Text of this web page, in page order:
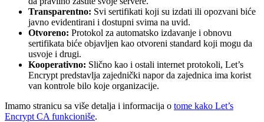
Transparentno: Svi sertifikati koji su izdati ili opozvani biće
javno evidentirani i dostupni svima na uvid.
Otvoreno: Protokol za automatsko izdavanje i obnovu
sertifikata biće objavljen kao otvoreni standard koji mogu da
usvoje i drugi.
Kooperativno: Slično kao i ostali internet protokoli, Let’s
Encrypt predstavlja zajednički napor da zajednica ima korist
van kontrole bilo koje organizacije.
Imamo stranicu sa više detalja i informacija o tome kako Let’s
Encrypt CA funkcioniše.